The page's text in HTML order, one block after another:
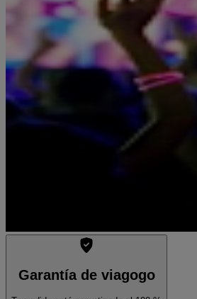
Garantía de viagogo